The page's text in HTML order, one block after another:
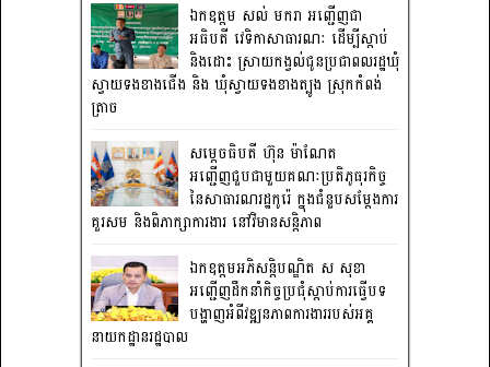
ឯកឧត្តម សល់ មករា អញ្ជើញជា
អធិបតី វេទិកាសាធារណៈ ដើម្បីស្តាប់
និងដោះ ស្រាយកង្វល់ជូនប្រជាពលរដ្ឋឃុំ
ស្វាយទងខាងជើង និង ឃុំស្វាយទងខាងត្បូង ស្រុកកំពង់
ត្រាច
សម្តេចធិបតី ហ៊ុន ម៉ាណែត
អញ្ជើញជួបជាមួយគណៈប្រតិភូធុរកិច្ច
នៃសាធារណរដ្ឋកូរ៉េ ក្នុងជំនួបសម្តែងការ
គួរសម និងពិភាក្សាការងារ នៅវិមានសន្តិភាព
ឯកឧត្តមអភិសន្តិបណ្ឌិត ស សុខា
អញ្ជើញដឹកនាំកិច្ចប្រជុំស្តាប់ការធ្វើបទ
បង្ហាញអំពីវឌ្ឍនភាពការងាររបស់អគ្គ
នាយកដ្ឋានរដ្ឋបាល